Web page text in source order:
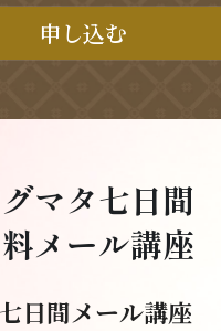
申し込む
マタ七日間
メール講座
日間メール講座